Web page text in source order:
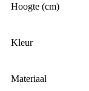
Hoogte (cm)
Kleur
Materiaal